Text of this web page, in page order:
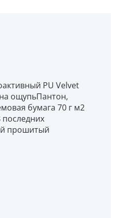
PU Velvet
ощупьПантон,
бумага 70 г м2
последних
прошитый